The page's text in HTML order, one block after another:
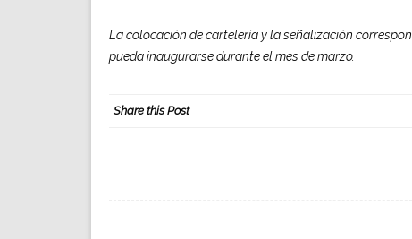
La colocación de cartelería y la señalización
pueda inaugurarse durante el mes de marzo.
Share this Post